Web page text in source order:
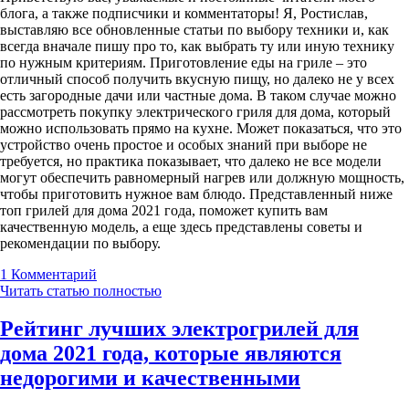
блога, а также подписчики и комментаторы! Я, Ростислав,
выставляю все обновленные статьи по выбору техники и, как
всегда вначале пишу про то, как выбрать ту или иную технику
по нужным критериям. Приготовление еды на гриле – это
отличный способ получить вкусную пищу, но далеко не у всех
есть загородные дачи или частные дома. В таком случае можно
рассмотреть покупку электрического гриля для дома, который
можно использовать прямо на кухне. Может показаться, что это
устройство очень простое и особых знаний при выборе не
требуется, но практика показывает, что далеко не все модели
могут обеспечить равномерный нагрев или должную мощность,
чтобы приготовить нужное вам блюдо. Представленный ниже
топ грилей для дома 2021 года, поможет купить вам
качественную модель, а еще здесь представлены советы и
рекомендации по выбору.
1 Комментарий
Читать статью полностью
Рейтинг лучших электрогрилей для
дома 2021 года, которые являются
недорогими и качественными